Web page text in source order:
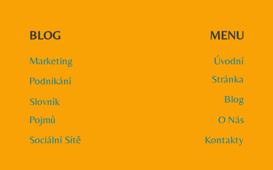
BLOG
Marketing
Podnikání
Slovník
Pojmů
Sociální Sítě
MENU
Úvodní
Stránka
Blog
O Nás
Kontakty